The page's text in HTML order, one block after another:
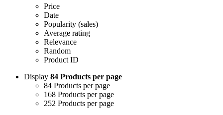
Price
Date
Popularity (sales)
Average rating
Relevance
Random
Product ID
Display 84 Products per page
84 Products per page
168 Products per page
252 Products per page